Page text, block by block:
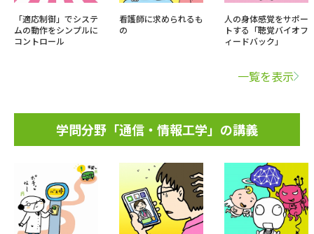
「適応制御」でシステ
ムの動作をシンプルに
コントロール
看護師に求められるも
の
人の身体感覚をサポー
トする「聴覚バイオフ
ィードバック」
一覧を表示
学問分野「通信・情報工学」の講義